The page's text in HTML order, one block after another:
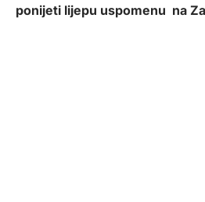
ponijeti lijepu uspomenu na